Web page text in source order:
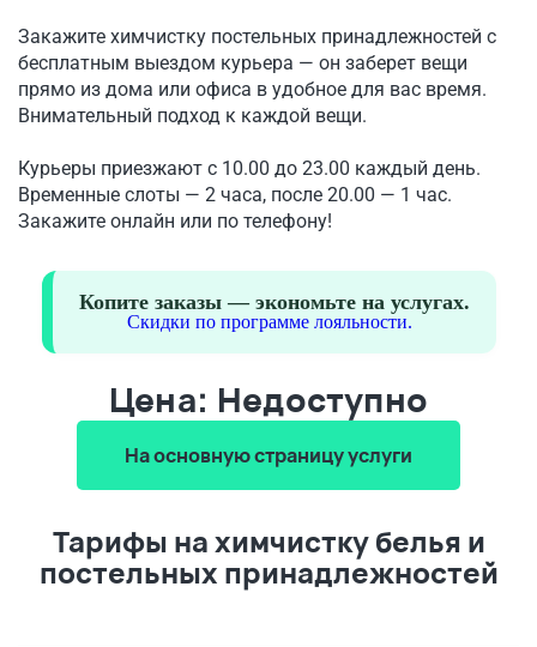
Закажите химчистку постельных принадлежностей с
бесплатным выездом курьера — он заберет вещи
прямо из дома или офиса в удобное для вас время.
Внимательный подход к каждой вещи.
Курьеры приезжают с 10.00 до 23.00 каждый день.
Временные слоты — 2 часа, после 20.00 — 1 час.
Закажите онлайн или по телефону!
Копите заказы — экономьте на услугах.
Скидки по программе лояльности.
Цена: Недоступно
На основную страницу услуги
Тарифы на химчистку белья и
постельных принадлежностей